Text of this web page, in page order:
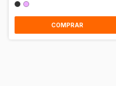
COMPRAR